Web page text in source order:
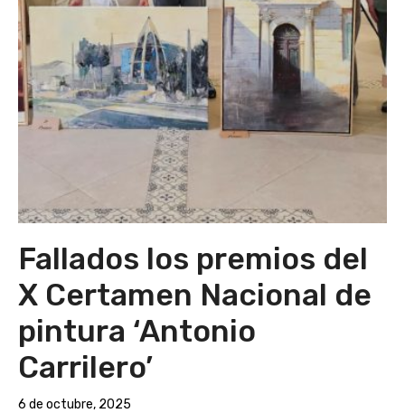
Fallados los premios del
X Certamen Nacional de
pintura ‘Antonio
Carrilero’
6 de octubre, 2025